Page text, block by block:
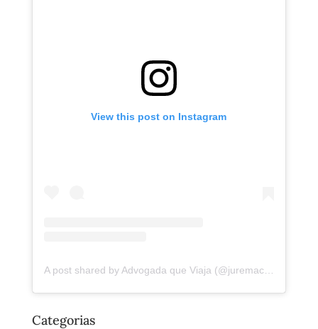
View this post on Instagram
A post shared by Advogada que Viaja (@juremacintra)
Categorias